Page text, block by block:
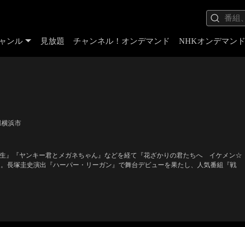
ンル 見放題 チャンネル！オンデマンド NHKオンデマンド
浜市
』『ヤンキー君とメガネちゃん』などを経て『花ざかりの君たちへ イケメン☆
長塚圭史演出『ハーパー・リーガン』で舞台デビューを果たし、人気番組『戦